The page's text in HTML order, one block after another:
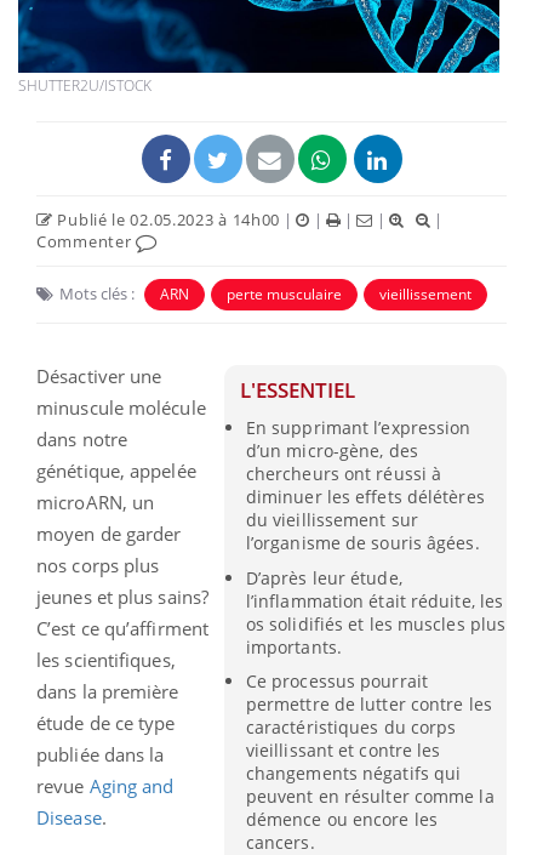
SHUTTER2U/ISTOCK
Publié le 02.05.2023 à 14h00 | | | |
|
Commenter
Mots clés : ARN perte musculaire vieillissement
L'ESSENTIEL
En supprimant l’expression
d’un micro-gène, des
chercheurs ont réussi à
diminuer les effets délétères
du vieillissement sur
l’organisme de souris âgées.
D’après leur étude,
l’inflammation était réduite, les
os solidifiés et les muscles plus
importants.
Ce processus pourrait
permettre de lutter contre les
caractéristiques du corps
vieillissant et contre les
changements négatifs qui
peuvent en résulter comme la
démence ou encore les
cancers.
Désactiver une
minuscule molécule
dans notre
génétique, appelée
microARN, un
moyen de garder
nos corps plus
jeunes et plus sains?
C’est ce qu’affirment
les scientifiques,
dans la première
étude de ce type
publiée dans la
revue Aging and
Disease.